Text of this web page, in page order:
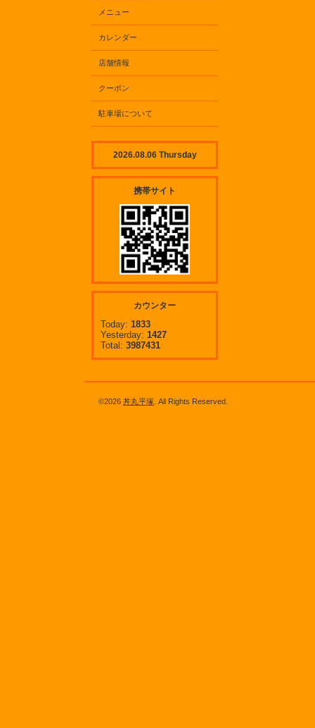
メニュー
カレンダー
店舗情報
クーポン
駐車場について
2026.08.06 Thursday
携帯サイト
カウンター
Today: 1833
Yesterday: 1427
Total: 3987431
©2026 丼丸平塚 . All Rights Reserved.